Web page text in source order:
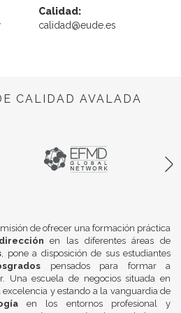
Calidad:
calidad@eude.es
CALIDAD AVALADA
de ofrecer una formación práctica
en las diferentes áreas de
, pone a disposición de sus estudiantes
pensados para formar a
Una escuela de negocios situada en
y estando a la vanguardia de
en los entornos profesional y